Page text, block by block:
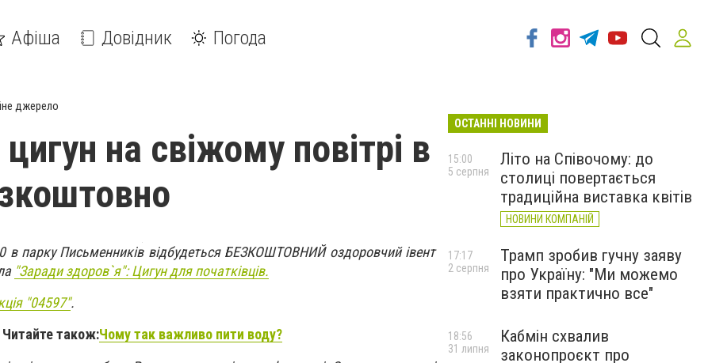
Афіша Довідник Погода
джерело
на свіжому повітрі в
в парку Письменників відбудеться БЕЗКОШТОВНИЙ оздоровчий івент
"Заради здоров`я": Цигун для початківців.
"04597".
Читайте також:Чому так важливо пити воду?
ОСТАННІ НОВИНИ
Літо на Співочому: до
столиці повертається
традиційна виставка квітів
НОВИНИ КОМПАНІЙ
15:00
5 серпня
Трамп зробив гучну заяву
про Україну: "Ми можемо
взяти практично все"
17:17
2 серпня
Кабмін схвалив
законопроєкт про
18:56
31 липня